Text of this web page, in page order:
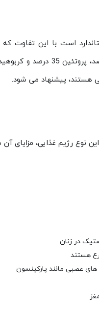
است با این تفاوت
هستند، پیشنهاد می شود.
نوع رژیم غذایی، مزایای
در زنان
هستند
عصبی مانند پارکینسون